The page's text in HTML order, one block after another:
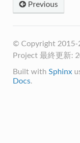
Previous
© Copyright 2015-
Project 最終更新:
Built with Sphinx
Docs.